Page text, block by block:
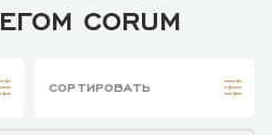
CORUM
СОРТИРОВАТЬ